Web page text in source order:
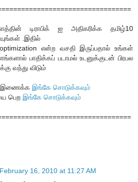
டிராபிக் ஐ அதிகரிக்க தமிழ்10
.இதில்
என்ற வசதி இருப்பதால் உங்கள்
பாதிக்கப் படாமல் உடனுக்குடன் பிரபல
வந்து விடும்
இணைக்க இங்கே சொடுக்கவும்
பெற இங்கே சொடுக்கவும்
February 16, 2010 at 11:27 AM